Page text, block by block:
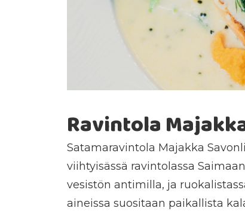
Ravintola
Satamaravintola Majakka
viihtyisässä ravintolassa
vesistön antimilla, ja
aineissa suositaan paikallista